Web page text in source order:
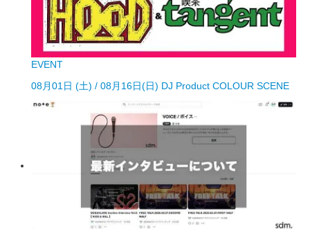
EVENT
08月01日 (土) / 08月16日(日) DJ Product COLOUR SCENE